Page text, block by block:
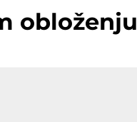
obloženju